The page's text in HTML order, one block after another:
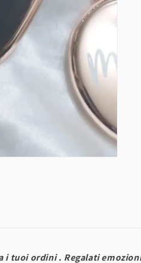
i tuoi ordini . Regalati